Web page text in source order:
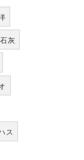
石灰
ス